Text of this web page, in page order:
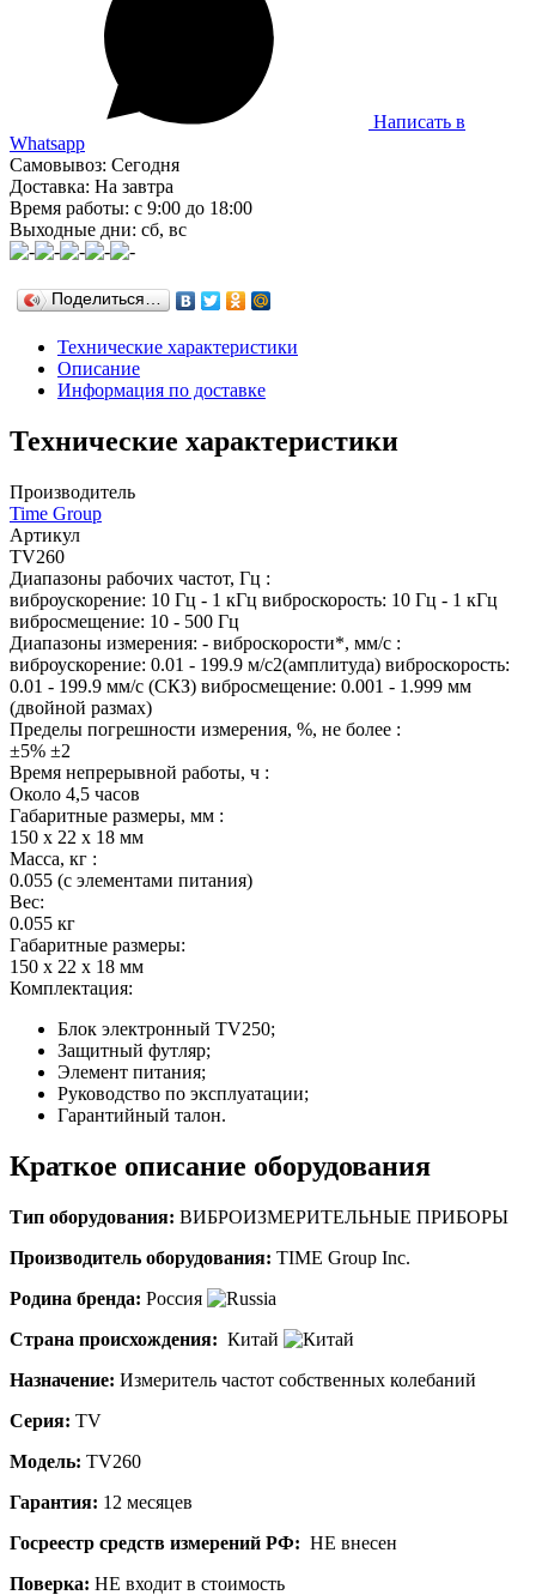
Написать в
Whatsapp
Самовывоз: Сегодня
Доставка: На завтра
Время работы: с 9:00 до 18:00
Выходные дни: сб, вс
Поделиться…
Технические характеристики
Описание
Информация по доставке
Технические характеристики
Производитель
Time Group
Артикул
TV260
Диапазоны рабочих частот, Гц :
виброускорение: 10 Гц - 1 кГц виброскорость: 10 Гц - 1 кГц
вибросмещение: 10 - 500 Гц
Диапазоны измерения: - виброскорости*, мм/с :
виброускорение: 0.01 - 199.9 м/с2(амплитуда) виброскорость:
0.01 - 199.9 мм/с (СКЗ) вибросмещение: 0.001 - 1.999 мм
(двойной размах)
Пределы погрешности измерения, %, не более :
±5% ±2
Время непрерывной работы, ч :
Около 4,5 часов
Габаритные размеры, мм :
150 x 22 x 18 мм
Масса, кг :
0.055 (с элементами питания)
Вес:
0.055 кг
Габаритные размеры:
150 x 22 x 18 мм
Комплектация:
Блок электронный TV250;
Защитный футляр;
Элемент питания;
Руководство по эксплуатации;
Гарантийный талон.
Краткое описание оборудования
Тип оборудования: ВИБРОИЗМЕРИТЕЛЬНЫЕ ПРИБОРЫ
Производитель оборудования: TIME Group Inc.
Родина бренда: Россия
Страна происхождения: Китай
Назначение: Измеритель частот собственных колебаний
Серия: TV
Модель: TV260
Гарантия: 12 месяцев
Госреестр средств измерений РФ: НЕ внесен
Поверка: НЕ входит в стоимость